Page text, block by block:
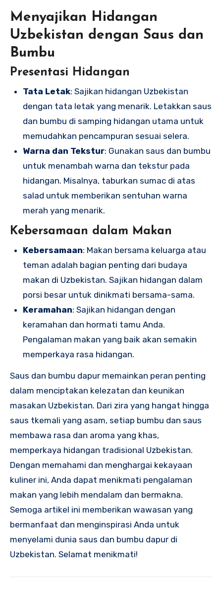
Menyajikan Hidangan
Uzbekistan dengan Saus dan
Bumbu
Presentasi Hidangan
Tata Letak: Sajikan hidangan Uzbekistan
dengan tata letak yang menarik. Letakkan saus
dan bumbu di samping hidangan utama untuk
memudahkan pencampuran sesuai selera.
Warna dan Tekstur: Gunakan saus dan bumbu
untuk menambah warna dan tekstur pada
hidangan. Misalnya, taburkan sumac di atas
salad untuk memberikan sentuhan warna
merah yang menarik.
Kebersamaan dalam Makan
Kebersamaan: Makan bersama keluarga atau
teman adalah bagian penting dari budaya
makan di Uzbekistan. Sajikan hidangan dalam
porsi besar untuk dinikmati bersama-sama.
Keramahan: Sajikan hidangan dengan
keramahan dan hormati tamu Anda.
Pengalaman makan yang baik akan semakin
memperkaya rasa hidangan.
Saus dan bumbu dapur memainkan peran penting
dalam menciptakan kelezatan dan keunikan
masakan Uzbekistan. Dari zira yang hangat hingga
saus tkemali yang asam, setiap bumbu dan saus
membawa rasa dan aroma yang khas,
memperkaya hidangan tradisional Uzbekistan.
Dengan memahami dan menghargai kekayaan
kuliner ini, Anda dapat menikmati pengalaman
makan yang lebih mendalam dan bermakna.
Semoga artikel ini memberikan wawasan yang
bermanfaat dan menginspirasi Anda untuk
menyelami dunia saus dan bumbu dapur di
Uzbekistan. Selamat menikmati!